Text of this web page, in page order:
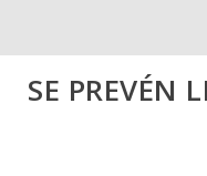
SE PREVÉN